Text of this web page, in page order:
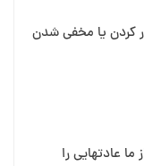
کردن یا مخفی شدن
عادتهایی را